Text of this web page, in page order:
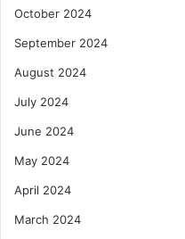
October 2024
September 2024
August 2024
July 2024
June 2024
May 2024
April 2024
March 2024